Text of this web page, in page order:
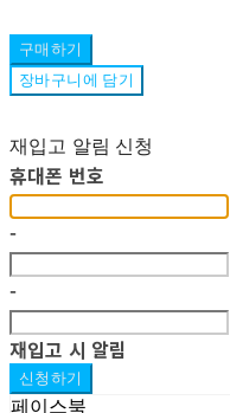
구매하기
장바구니에 담기
재입고 알림 신청
휴대폰 번호
-
-
재입고 시 알림
신청하기
페이스북